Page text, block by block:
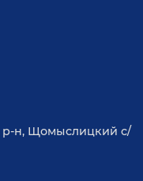
р-н, Щомыслицкий с/